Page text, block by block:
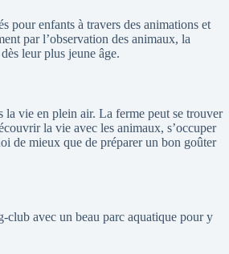
pour enfants à travers des animations et
par l’observation des animaux, la
leur plus jeune âge.
la vie en plein air. La ferme peut se trouver
la vie avec les animaux, s’occuper
de mieux que de préparer un bon goûter
club avec un beau parc aquatique pour y